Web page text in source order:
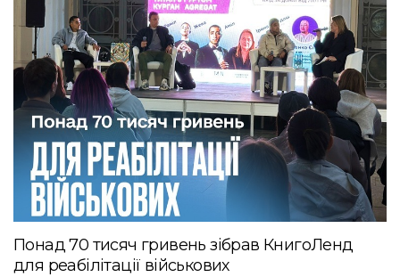
Понад 70 тисяч гривень зібрав КнигоЛенд
для реабілітації військових